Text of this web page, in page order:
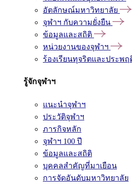
อัตลักษณ์มหาวิทยาลัย
จุฬาฯ กับความยั่งยืน
ข้อมูลและสถิติ
หน่วยงานของจุฬาฯ
ร้องเรียนทุจริตและประพ
รู้จักจุฬาฯ
แนะนำจุฬาฯ
ประวัติจุฬาฯ
ภารกิจหลัก
จุฬาฯ 100 ปี
ข้อมูลและสถิติ
บุคคลสำคัญที่มาเยือน
การจัดอันดับมหาวิทยาลัย